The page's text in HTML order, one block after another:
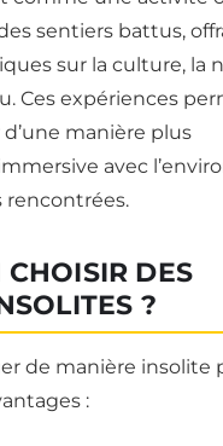
sentiers battus,
sur la culture, la
Ces expériences
manière plus
avec
rencontrées.
DES
?
de manière insolite
: